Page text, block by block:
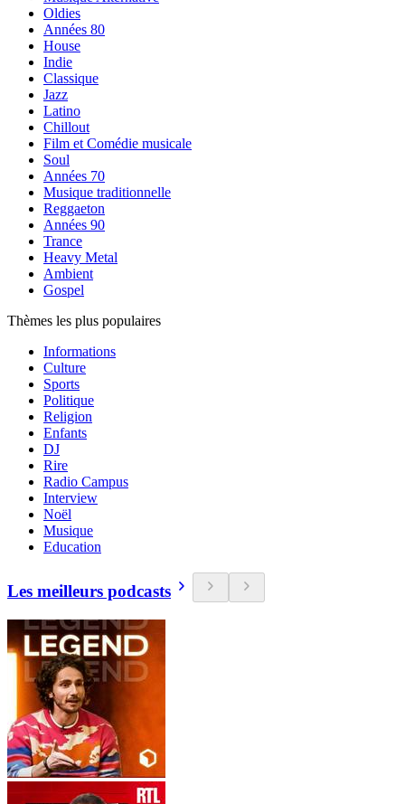
Oldies
Années 80
House
Indie
Classique
Jazz
Latino
Chillout
Film et Comédie musicale
Soul
Années 70
Musique traditionnelle
Reggaeton
Années 90
Trance
Heavy Metal
Ambient
Gospel
Thèmes les plus populaires
Informations
Culture
Sports
Politique
Religion
Enfants
DJ
Rire
Radio Campus
Interview
Noël
Musique
Education
Les meilleurs podcasts